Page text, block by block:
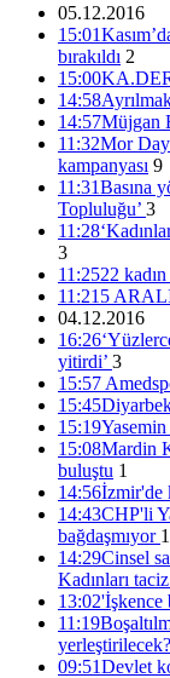
05.12.2016
15:01
bırakıldı 2
15:00
14:58
14:57Müjgan
11:32Mor
kampanyası 9
11:31Basına
Topluluğu’ 3
11:28
3
11:2522
11:21 5
04.12.2016
16:26
yitirdi’ 3
15:57
15:45
15:19Yasemin
15:08Mardin
buluştu 1
14:56İzmir'de
14:43CHP'li
bağdaşmıyor 1
14:29Cinsel
Kadınları
13:02'İşkence
11:19
yerleştirilecek?
09:51Devlet